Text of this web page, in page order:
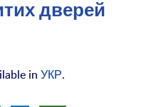
дверей
inУКР.